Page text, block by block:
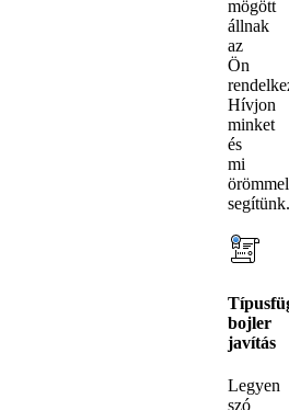
mögött
állnak
az
Ön
Hívjon
minket
és
mi
örömmel
segítünk.
bojler
javítás
Legyen
szó